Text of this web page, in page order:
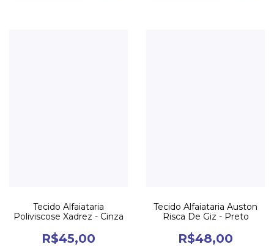
Tecido Alfaiataria
Poliviscose Xadrez - Cinza
R$45,00
Tecido Alfaiataria Auston
Risca De Giz - Preto
R$48,00